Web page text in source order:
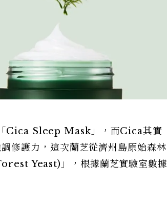
「Cica Sleep Mask」，而Cica其實
修護力，這次蘭芝從濟州島原始森林
Yeast)」，根據蘭芝實驗室數據